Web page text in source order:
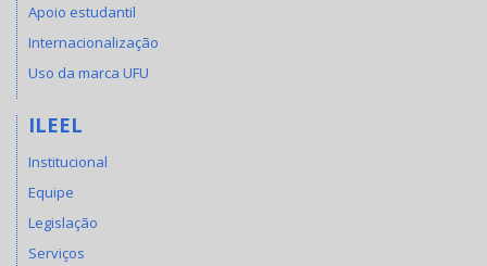
Apoio estudantil
Internacionalização
Uso da marca UFU
ILEEL
Institucional
Equipe
Legislação
Serviços